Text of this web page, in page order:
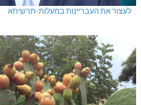
לעצור את העבריינות במעלות-תרשיחא